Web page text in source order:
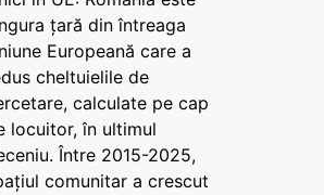
țară din întreaga
Europeană care a
cheltuielile de
calculate pe cap
locuitor, în ultimul
Între 2015-2025,
comunitar a crescut